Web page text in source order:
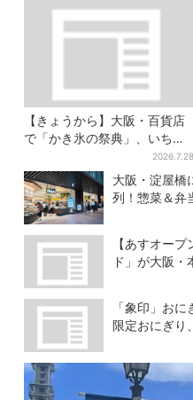
【きょうから】大阪・百貨店
で「かき氷の祭典」、いち
ご・イチジク・紅茶・チー
ズ…17店舗のメニュー集結
2026.7.28
大阪・淀屋橋
列！惣菜＆弁
【あすオー
ド」が大阪
「象印」お
限定おにぎり